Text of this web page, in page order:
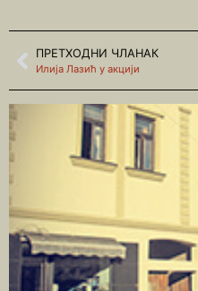
ПРЕТХОДНИ ЧЛАНАК
Илија Лазић у акцији